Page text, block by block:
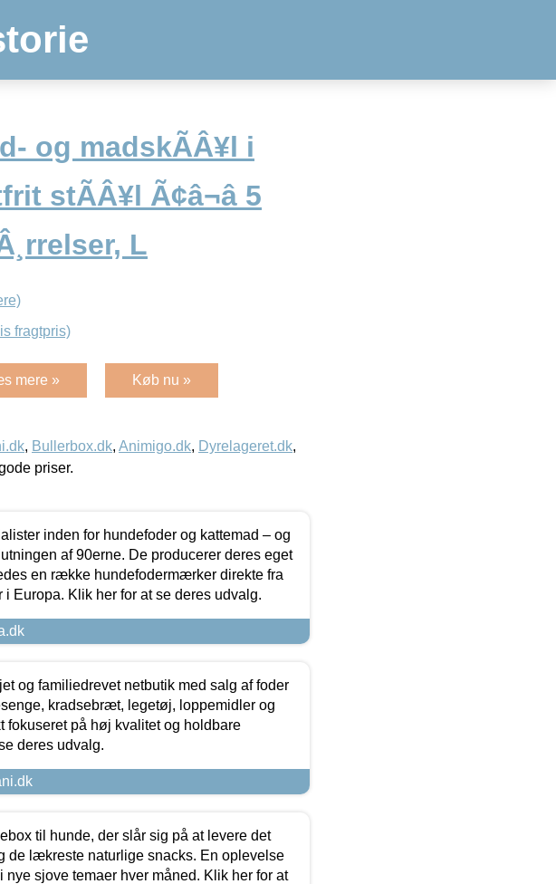
og madskÃÂ¥l i
stÃÂ¥l Ã¢â¬â 5
L
fragtpris)
mere » Køb nu »
, Bullerbox.dk, Animigo.dk, Dyrelageret.dk,
priser.
inden for hundefoder og kattemad – og
af 90erne. De producerer deres eget
en række hundefodermærker direkte fra
i Europa. Klik her for at se deres udvalg.
og familiedrevet netbutik med salg af foder
kradsebræt, legetøj, loppemidler og
fokuseret på høj kvalitet og holdbare
deres udvalg.
til hunde, der slår sig på at levere det
de lækreste naturlige snacks. En oplevelse
nye sjove temaer hver måned. Klik her for at